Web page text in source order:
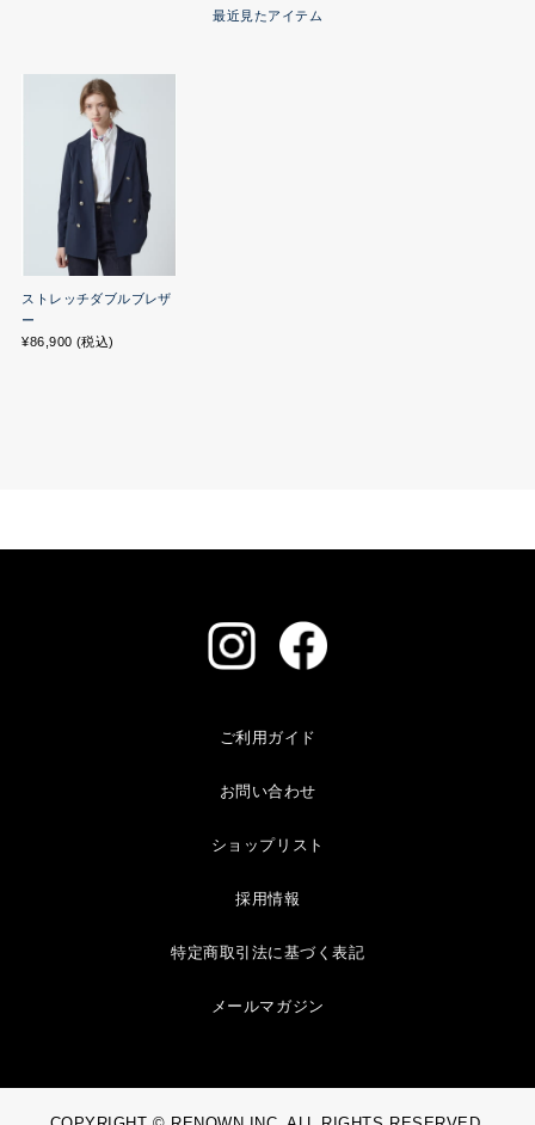
最近見たアイテム
ストレッチダブルブレザ
ー
¥86,900 (税込)
ご利用ガイド
お問い合わせ
ショップリスト
採用情報
特定商取引法に基づく表記
メールマガジン